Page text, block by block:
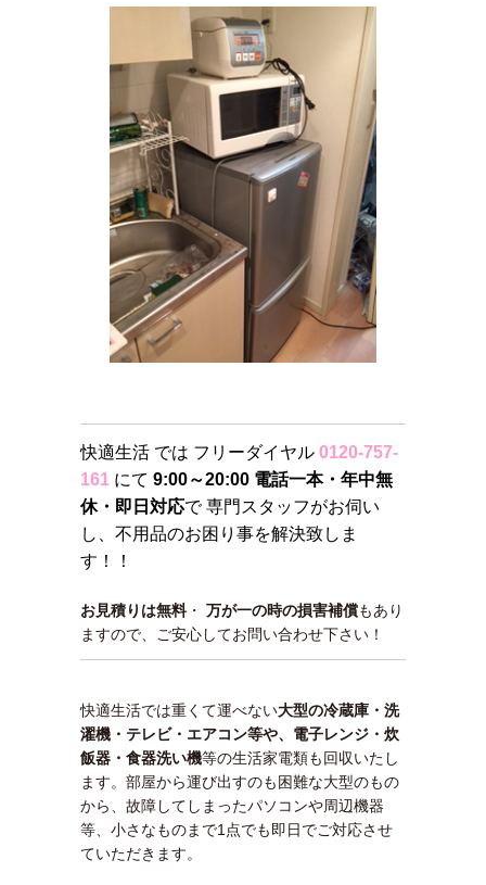
快適生活 では フリーダイヤル 0120-757-
161 にて 9:00～20:00 電話一本・年中無
休・即日対応で 専門スタッフがお伺い
し、不用品のお困り事を解決致しま
す！！
お見積りは無料・ 万が一の時の損害補償もあり
ますので、ご安心してお問い合わせ下さい！
快適生活では重くて運べない大型の冷蔵庫・洗
濯機・テレビ・エアコン等や、 電子レンジ・炊
飯器・食器洗い機等の生活家電類も回収いたし
ます。部屋から運び出すのも困難な大型のもの
から、故障してしまったパソコンや周辺機器
等、小さなものまで1点でも即日でご対応させ
ていただきます。